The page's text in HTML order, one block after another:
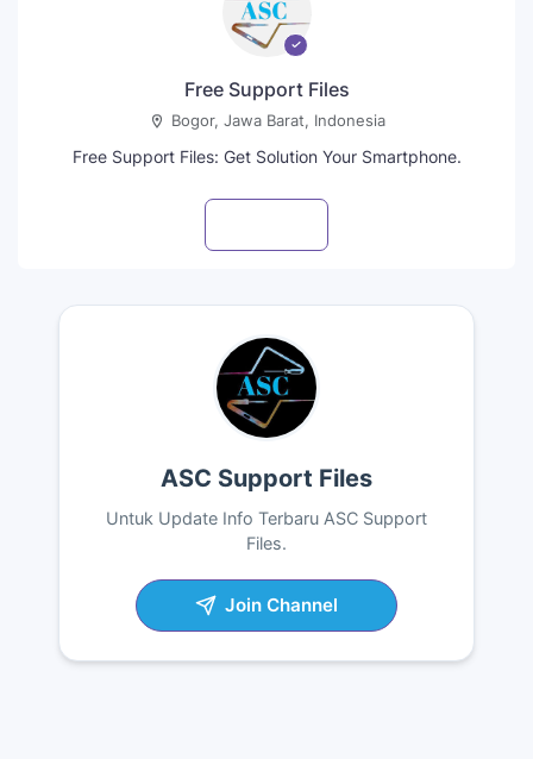
Free Support Files
Bogor, Jawa Barat, Indonesia
Free Support Files: Get Solution Your Smartphone.
ASC Support Files
Untuk Update Info Terbaru ASC Support
Files.
Join Channel